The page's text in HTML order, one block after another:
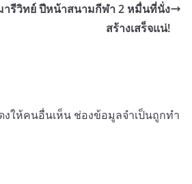
ารีวิทย์ ปีหน้าสนามกีฬา 2 หมื่นที่นั่ง
สร้างเสร็จแน่!
งให้คนอื่นเห็น ช่องข้อมูลจำเป็นถูกทำ